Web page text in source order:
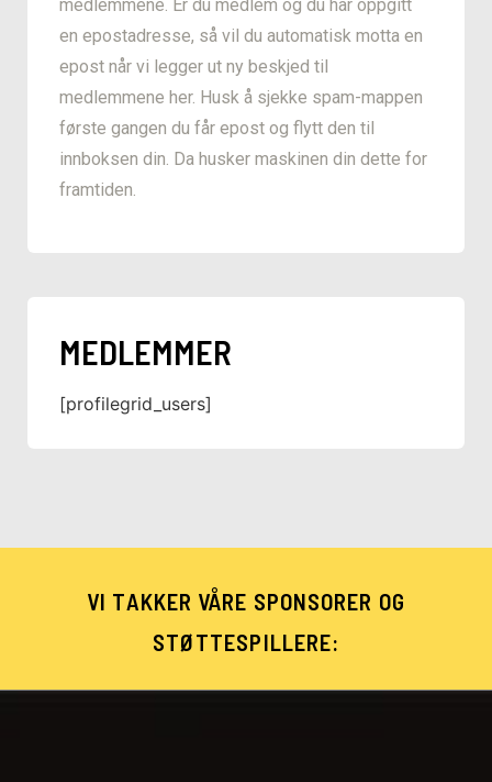
medlemmene. Er du medlem og du har oppgitt
en epostadresse, så vil du automatisk motta en
epost når vi legger ut ny beskjed til
medlemmene her. Husk å sjekke spam-mappen
første gangen du får epost og flytt den til
innboksen din. Da husker maskinen din dette for
framtiden.
MEDLEMMER
[profilegrid_users]
VI TAKKER VÅRE SPONSORER OG
STØTTESPILLERE: